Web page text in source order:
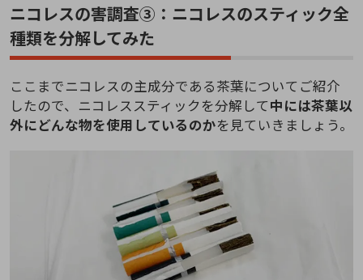
ニコレスの害調査③：ニコレスのスティック全
種類を分解してみた
ここまでニコレスの主成分である茶葉についてご紹介
したので、ニコレススティックを分解して中には茶葉以
外にどんな物を使用しているのかを見ていきましょう。